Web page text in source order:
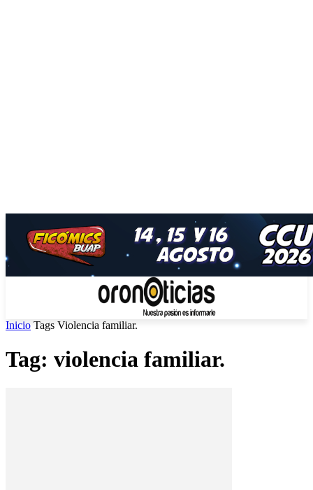
Inicio Tags Violencia familiar.
Tag: violencia familiar.